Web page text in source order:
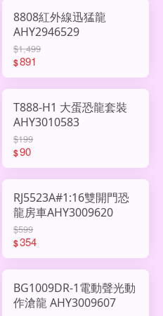
8808紅外線迅猛龍
AHY2946529
$1,499
$891
T888-H1 大蛋恐龍套裝
AHY3010583
$199
$90
RJ5523A#1:16雙開門恐
龍房車AHY3009620
$599
$354
BG1009DR-1電動聲光動
作滄龍 AHY3009607